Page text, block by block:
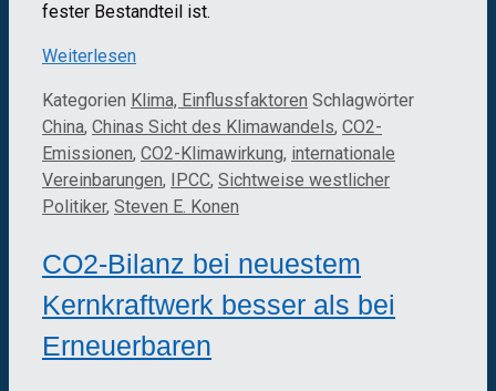
fester Bestandteil ist.
Weiterlesen
Kategorien Klima, Einflussfaktoren Schlagwörter
China, Chinas Sicht des Klimawandels, CO2-
Emissionen, CO2-Klimawirkung, internationale
Vereinbarungen, IPCC, Sichtweise westlicher
Politiker, Steven E. Konen
CO2-Bilanz bei neuestem
Kernkraftwerk besser als bei
Erneuerbaren